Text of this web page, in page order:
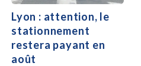
Lyon : attention, le
stationnement
restera payant en
août